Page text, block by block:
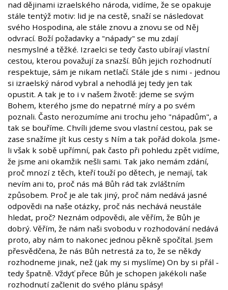
nad dějinami izraelského národa, vidíme, že se opakuje
stále tentýž motiv: lid je na cestě, snaží se následovat
svého Hospodina, ale stále znovu a znovu se od Něj
odvrací. Boží požadavky a "nápady" se mu zdají
nesmyslné a těžké. Izraelci se tedy často ubírají vlastní
cestou, kterou považují za snazší. Bůh jejich rozhodnutí
respektuje, sám je nikam netlačí. Stále jde s nimi - jednou
si izraelský národ vybral a nehodlá jej tedy jen tak
opustit. A tak je to i v našem životě: jdeme se svým
Bohem, kterého jsme do nepatrné míry a po svém
poznali. Často nerozumíme ani trochu jeho "nápadům", a
tak se bouříme. Chvíli jdeme svou vlastní cestou, pak se
zase snažíme jít kus cesty s Ním a tak pořád dokola. Jsme-
li však k sobě upřímní, pak často při pohledu zpět vidíme,
že jsme ani okamžik nešli sami. Tak jako nemám zdání,
proč mnozí z těch, kteří touží po dětech, je nemají, tak
nevím ani to, proč nás má Bůh rád tak zvláštním
způsobem. Proč je ale tak jiný, proč nám nedává jasné
odpovědi na naše otázky, proč nás nechává neustále
hledat, proč? Neznám odpovědi, ale věřím, že Bůh je
dobrý. Věřím, že nám naši svobodu v rozhodování nedává
proto, aby nám to nakonec jednou pěkně spočítal. Jsem
přesvědčena, že nás Bůh netrestá za to, že se někdy
rozhodneme jinak, než (jak my si myslíme) On by si přál -
tedy špatně. Vždyť přece Bůh je schopen jakékoli naše
rozhodnutí začlenit do svého plánu spásy!